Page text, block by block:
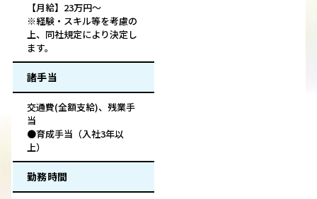
【月給】23万円～
※経験・スキル等を考慮の
上、同社規定により決定し
ます。
諸手当
交通費(全額支給)、残業手
当
●育成手当（入社3年以
上）
勤務時間